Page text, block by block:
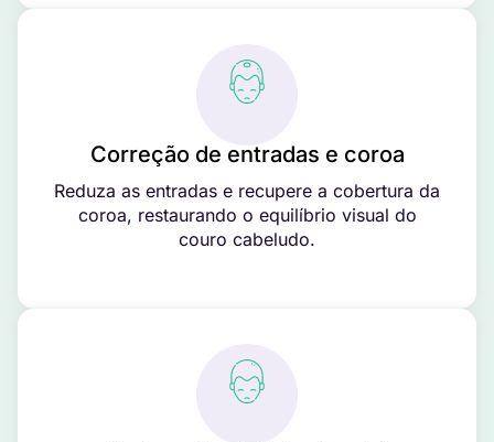
Correção de entradas e coroa
Reduza as entradas e recupere a cobertura da
coroa, restaurando o equilíbrio visual do
couro cabeludo.